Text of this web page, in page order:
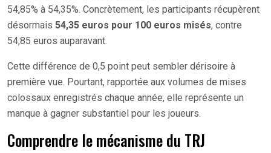
54,85% à 54,35%. Concrètement, les participants récupèrent
désormais 54,35 euros pour 100 euros misés, contre
54,85 euros auparavant.
Cette différence de 0,5 point peut sembler dérisoire à
première vue. Pourtant, rapportée aux volumes de mises
colossaux enregistrés chaque année, elle représente un
manque à gagner substantiel pour les joueurs.
Comprendre le mécanisme du TRJ